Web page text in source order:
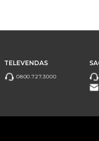
TELEVENDAS
0800.727.3000